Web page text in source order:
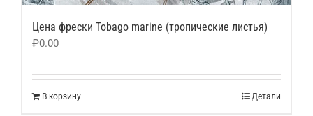
Цена фрески Tobago marine (тропические листья)
₽0.00
В корзину Детали